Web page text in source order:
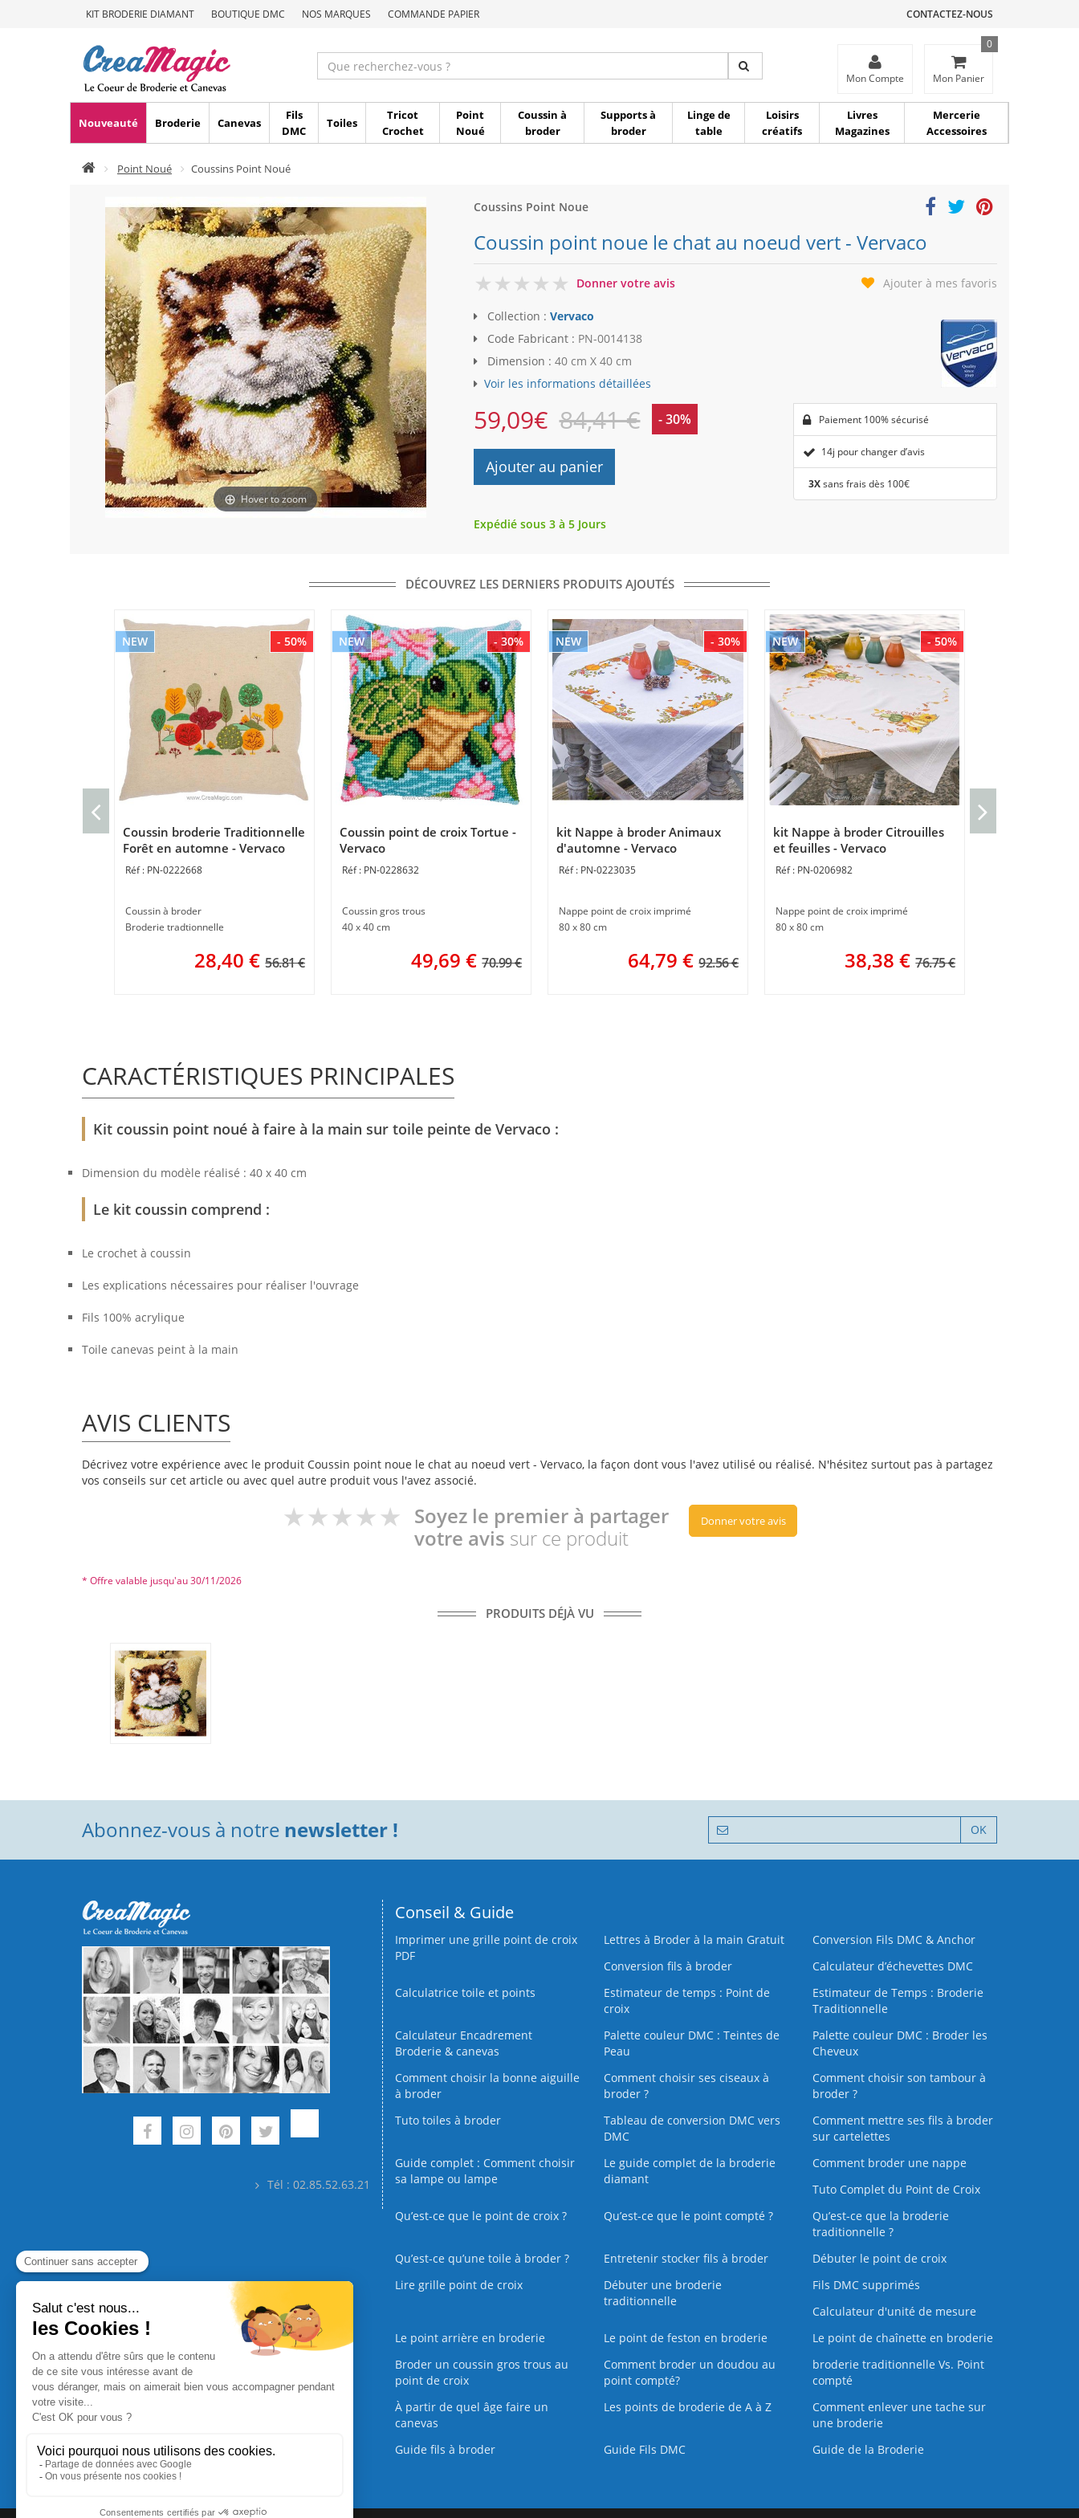
KIT BRODERIE DIAMANT BOUTIQUE DMC NOS MARQUES COMMANDE PAPIER CONTACTEZ-NOUS
Mon Compte Mon Panier
0
Nouveauté Broderie Canevas
Fils
DMC
Toiles
Tricot
Crochet
Point
Noué
Coussin à
broder
Supports à
broder
Linge de
table
Loisirs
créatifs
Livres
Magazines
Mercerie
Accessoires
Point Noué Coussins Point Noué
Hover to zoom
Coussins Point Noue
Coussin point noue le chat au noeud vert - Vervaco
0
Donner votre avis Ajouter à mes favoris
Collection : Vervaco
Code Fabricant : PN-0014138
Dimension : 40 cm X 40 cm
Voir les informations détaillées
59,09€ 84,41 € - 30%
Ajouter au panier
Paiement 100% sécurisé
14j pour changer d’avis
3Xsans frais dès 100€
Expédié sous 3 à 5 Jours
DÉCOUVREZ LES DERNIERS PRODUITS AJOUTÉS
- 50%
NEW
Coussin broderie Traditionnelle
Forêt en automne - Vervaco
PN-0222668
Coussin à broder
Broderie tradtionnelle
28,40 € 56.81 €
- 30%
NEW
Coussin point de croix Tortue -
Vervaco
PN-0228632
Coussin gros trous
40 x 40 cm
49,69 € 70.99 €
- 30%
NEW
kit Nappe à broder Animaux
d'automne - Vervaco
PN-0223035
Nappe point de croix imprimé
80 x 80 cm
64,79 € 92.56 €
- 50%
NEW
kit Nappe à broder Citrouilles
et feuilles - Vervaco
PN-0206982
Nappe point de croix imprimé
80 x 80 cm
38,38 € 76.75 €
CARACTÉRISTIQUES PRINCIPALES
Kit coussin point noué à faire à la main sur toile peinte de Vervaco :
Dimension du modèle réalisé : 40 x 40 cm
Le kit coussin comprend :
Le crochet à coussin
Les explications nécessaires pour réaliser l'ouvrage
Fils 100% acrylique
Toile canevas peint à la main
AVIS CLIENTS
Décrivez votre expérience avec le produit Coussin point noue le chat au noeud vert - Vervaco, la façon dont vous l'avez utilisé ou réalisé. N'hésitez surtout pas à partagez
vos conseils sur cet article ou avec quel autre produit vous l'avez associé.
Soyez le premier à partager
votre avis sur ce produit
Donner votre avis
* Offre valable jusqu'au 30/11/2026
PRODUITS DÉJÀ VU
Abonnez-vous à notre newsletter ! OK
Tél : 02.85.52.63.21
Conseil & Guide
Imprimer une grille point de croix
PDF
Lettres à Broder à la main Gratuit
Conversion Fils DMC & Anchor
Conversion fils à broder
Calculateur d’échevettes DMC
Calculatrice toile et points
Estimateur de temps : Point de
croix
Estimateur de Temps : Broderie
Traditionnelle
Calculateur Encadrement
Broderie & canevas
Palette couleur DMC : Teintes de
Peau
Palette couleur DMC : Broder les
Cheveux
Comment choisir la bonne aiguille
à broder
Comment choisir ses ciseaux à
broder ?
Comment choisir son tambour à
broder ?
Tuto toiles à broder
Tableau de conversion DMC vers
DMC
Comment mettre ses fils à broder
sur cartelettes
Guide complet : Comment choisir
sa lampe ou lampe
Le guide complet de la broderie
diamant
Comment broder une nappe
Tuto Complet du Point de Croix
Qu’est-ce que le point de croix ?
Qu’est-ce que le point compté ?
Qu’est-ce que la broderie
traditionnelle ?
Qu’est‑ce qu’une toile à broder ?
Entretenir stocker fils à broder
Débuter le point de croix
Lire grille point de croix
Débuter une broderie
traditionnelle
Fils DMC supprimés
Calculateur d'unité de mesure
Le point arrière en broderie
Le point de feston en broderie
Le point de chaînette en broderie
Broder un coussin gros trous au
point de croix
Comment broder un doudou au
point compté?
broderie traditionnelle Vs. Point
compté
À partir de quel âge faire un
canevas
Les points de broderie de A à Z
Comment enlever une tache sur
une broderie
Guide fils à broder
Guide Fils DMC Guide de la Broderie